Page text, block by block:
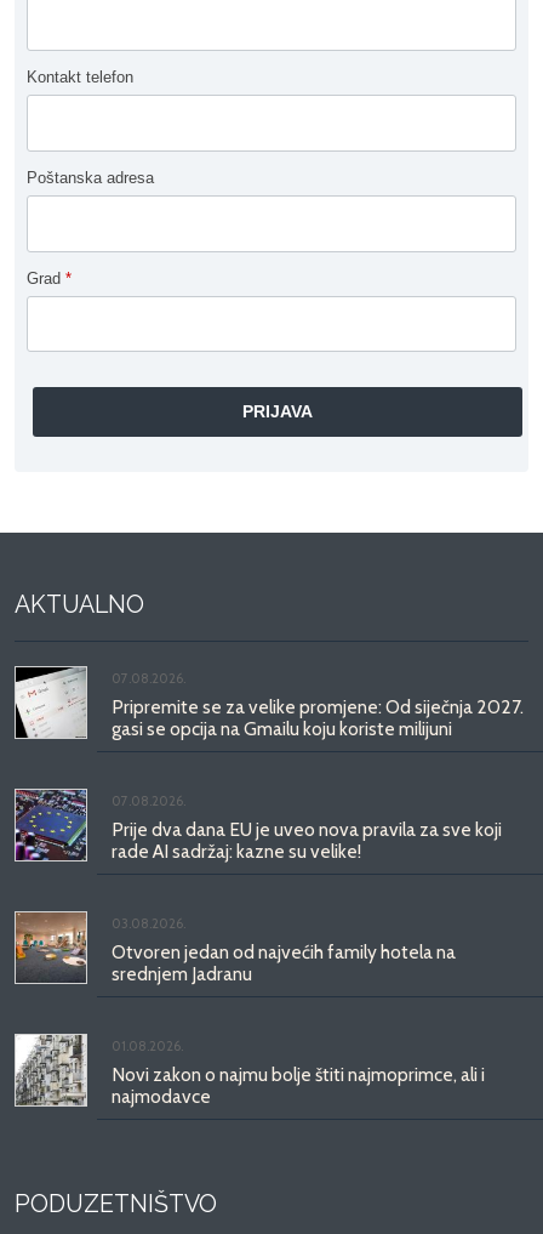
Kontakt telefon
Poštanska adresa
Grad *
AKTUALNO
07.08.2026.
Pripremite se za velike promjene: Od siječnja 2027.
gasi se opcija na Gmailu koju koriste milijuni
07.08.2026.
Prije dva dana EU je uveo nova pravila za sve koji
rade AI sadržaj: kazne su velike!
03.08.2026.
Otvoren jedan od najvećih family hotela na
srednjem Jadranu
01.08.2026.
Novi zakon o najmu bolje štiti najmoprimce, ali i
najmodavce
PODUZETNIŠTVO